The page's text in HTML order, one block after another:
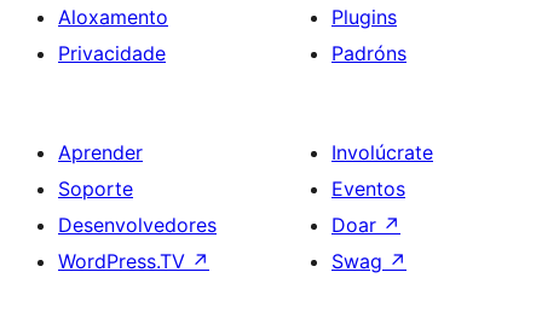
Aloxamento
Privacidade
Plugins
Padróns
Aprender
Soporte
Desenvolvedores
WordPress.TV ↗
Involúcrate
Eventos
Doar ↗
Swag ↗